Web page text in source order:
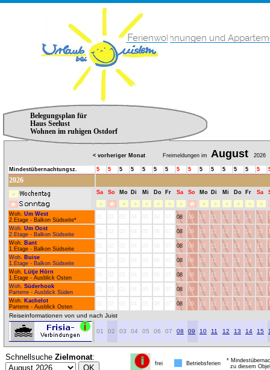
Belegungsplan für
Haus Seelust
Wohnen im ruhigen Ostdorf
< vorheriger Monat Freimeldungen im August 2026
Mindestübernachtungsz. 5 5 5 5 5 5 5 5 5 5 5 5 5 5 5
2026
Sa So Mo Di Mi Do Fr Sa So Mo Di Mi Do Fr Sa
Woh. Um West
2.Etage - Balkon Südseite*
08 09 10 11 12 13 14 15
Woh. Um Oost
2.Etage - Balkon Südseite
08 09 10 11 12 13 14 15
Woh. Bant
1.Etage - Balkon Südseite
08 09 10 11 12 13 14 15
Woh. Buise
1.Etage - Balkon Südseite
08 09 10 11 12 13 14 15
Woh. Lütje Hörn
1.Etage - Ausblick Osten
08 09 10 11 12 13 14 15
Woh. Süderhook
Parterre - Ausblick Süden
08 09 10 11 12 13 14 15
Woh. Kachelot
Parterre - Ausblick Osten
08 09 10 11 12 13 14 15
Reiseinformationen von und nach Juist
01 02 03 04 05 06 07 08 09 10 11 12 13 14 15
Schnellsuche Zielmonat:
frei Betriebsferien
*
zu diesem